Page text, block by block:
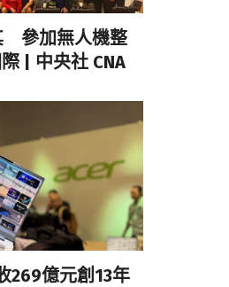
參加無人機整
| 中央社 CNA
億元創13年